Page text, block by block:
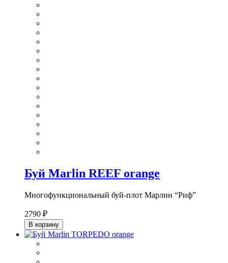
Буй Marlin REEF orange
Многофункциональный буй-плот Марлин “Риф”
2790 ₽
В корзину